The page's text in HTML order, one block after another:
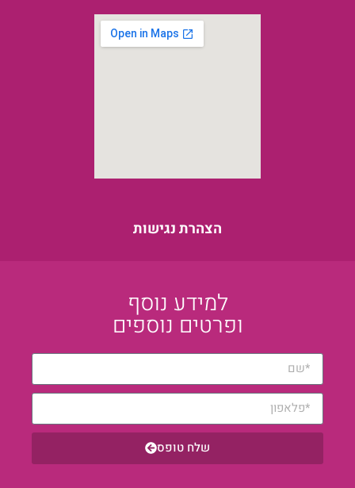
הצהרת נגישות
למידע נוסף
ופרטים נוספים
שלח טופס